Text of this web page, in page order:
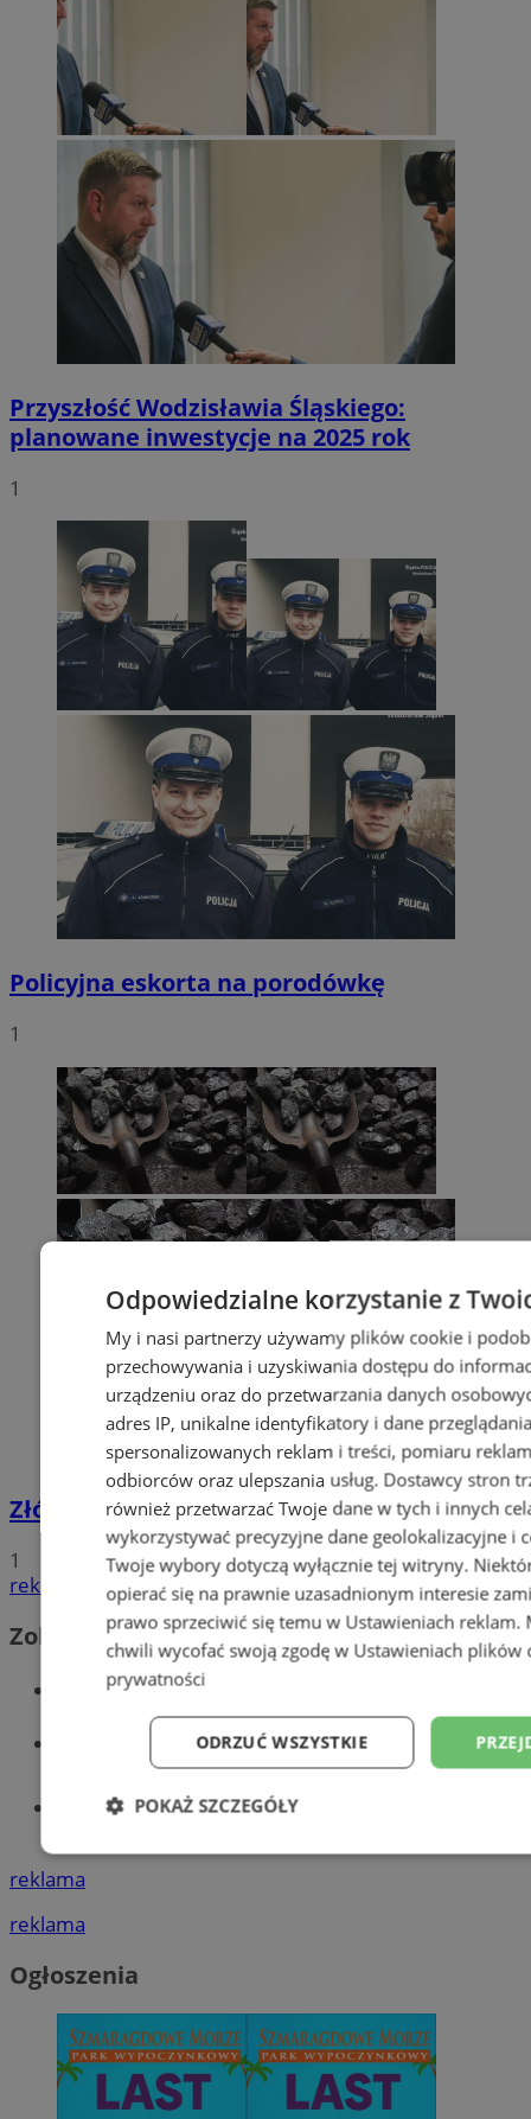
Przyszłość Wodzisławia Śląskiego:
planowane inwestycje na 2025 rok
1
Policyjna eskorta na porodówkę
1
Złóż wniosek o dodatek węglowy
1
reklama
Zobacz również
Wiadomości kryminalne w Wodzisławiu
Wiadomości lokalne
Tworzenie stron www - Wodzisław
reklama
reklama
Ogłoszenia
Odpowiedzialne korzystanie z
My i nasi partnerzy używamy plików cookie i
przechowywania i uzyskiwania dostępu do
urządzeniu oraz do przetwarzania danych
adres IP, unikalne identyfikatory i dane
spersonalizowanych reklam i treści, pomiaru
odbiorców oraz ulepszania usług. Dostawcy stron
również przetwarzać Twoje dane w tych i innych
wykorzystywać precyzyjne dane geolokalizacyjne i
Twoje wybory dotyczą wyłącznie tej witryny.
opierać się na prawnie uzasadnionym interesie
prawo sprzeciwić się temu w Ustawieniach reklam.
chwili wycofać swoją zgodę w Ustawieniach plików
prywatności
ODRZUĆ WSZYSTKIE
POKAŻ SZCZEGÓŁY
Niezbędne Wydajność